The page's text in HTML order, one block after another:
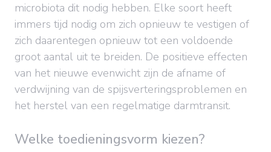
microbiota dit nodig hebben. Elke soort heeft
immers tijd nodig om zich opnieuw te vestigen of
zich daarentegen opnieuw tot een voldoende
groot aantal uit te breiden. De positieve effecten
van het nieuwe evenwicht zijn de afname of
verdwijning van de spijsverteringsproblemen en
het herstel van een regelmatige darmtransit.
Welke toedieningsvorm kiezen?